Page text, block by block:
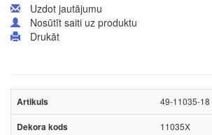
Uzdot jautājumu
Nosūtīt saiti uz produktu
Drukāt
49-11035-18
11035X